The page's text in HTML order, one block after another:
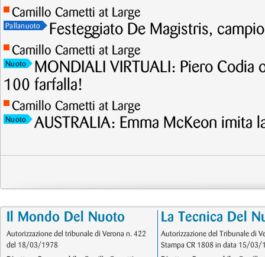
Camillo Cametti at Large
Pallanuoto Festeggiato De Magistris,
Camillo Cametti at Large
Nuoto
MONDIALI VIRTUALI: Piero Codia
100 farfalla!
Camillo Cametti at Large
Nuoto AUSTRALIA: Emma McKeon imita
Il Mondo Del Nuoto
Autorizzazione del tribunale di Verona n. 422
del 18/03/1978
La Tecnica Del
Autorizzazione del Tribunale di
Stampa CR 1808 in data 15/03/